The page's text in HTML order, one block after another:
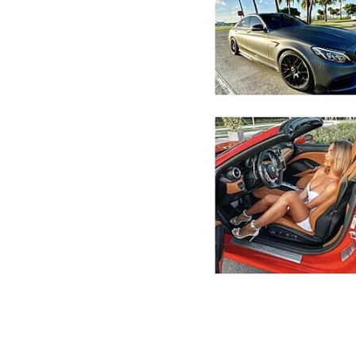
Для аренды Bentley потребуется
формальностей. Мы делаем всё возможное,
Забронируйте Даты И Выберите
Рекомендуется заранее выбрать даты
Укажите Место Подачи
Мы предлагаем гибкие условия подачи
место в Лос-Анджелесе. Мы обеспечим
Подтвердите Бронь С Предоплатой
Для завершения бронирования требуется
дате. Внесение предоплаты подтверждает
После завершения всех этапов аренды вы